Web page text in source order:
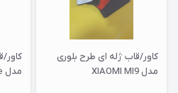
کاور/قاب ژله ای طرح بلوری
مدل XIAOMI MI9
مدل XIAOMI MI9Lite